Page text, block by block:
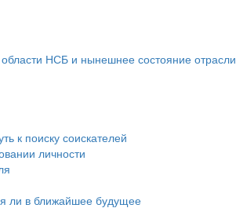
НСБ и нынешнее состояние отрасли
к поиску соискателей
личности
ли в ближайшее будущее